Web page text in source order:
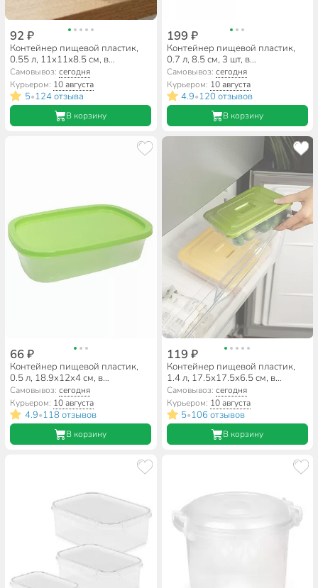
92 ₽
Контейнер пищевой пластик,
0.55 л, 11х11х8.5 см, в
ассортименте, круглый, Idea,
Ролл, М 1473
Самовывоз:сегодня
Курьером: 10 августа
5•124 отзыва
В корзину
199 ₽
Контейнер пищевой пластик,
0.7 л, 8.5 см, 3 шт, в
ассортименте, Полимербыт,
Морозко, 4354036
Самовывоз: сегодня
Курьером: 10 августа
4.9•120 отзывов
В корзину
66 ₽
Контейнер пищевой пластик,
0.5 л, 18.9х12х4 см, в
ассортименте, прямоугольный,
Мультипласт, Умничка,
MPU8126
Самовывоз:сегодня
Курьером: 10 августа
4.9•118 отзывов
В корзину
119 ₽
Контейнер пищевой пластик,
1.4 л, 17.5х17.5х6.5 см, в
ассортименте, прямоугольный,
Полимербыт, Квадро, 4359000
Самовывоз: сегодня
Курьером: 10 августа
5•106 отзывов
В корзину